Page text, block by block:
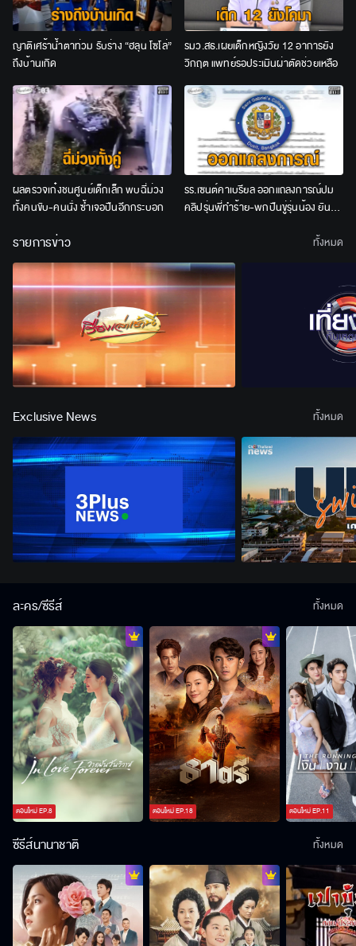
ญาติเศร้าน้ำตาท่วม รับร่าง “ฮลุน โซโล่”
ถึงบ้านเกิด
รมว.สธ.เผยเด็กหญิงวัย 12 อาการยัง
วิกฤต แพทย์รอประเมินผ่าตัดช่วยเหลือ
ผลตรวจเก๋งชนศูนย์เด็กเล็ก พบฉี่ม่วง
ทั้งคนขับ-คนนั่ง ซ้ำเจอปืนอีกกระบอก
รร.เซนต์คาเบรียล ออกแถลงการณ์ปม
คลิปรุ่นพี่ทำร้าย-พกปืนขู่รุ่นน้อง ยัน
รายการข่าว ทั้งหมด
Exclusive News ทั้งหมด
ละคร/ซีรีส์
ตอนใหม่EP.8 ตอนใหม่EP.18 ตอนใหม่EP.11
ทั้งหมด
ซีรีส์นานาชาติ ทั้งหมด